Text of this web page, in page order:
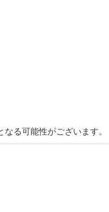
る可能性がございます。